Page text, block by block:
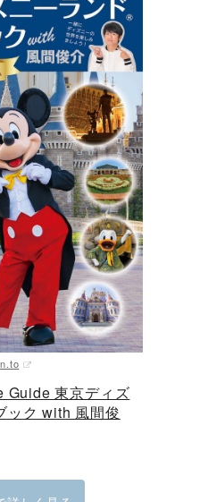
Guide 東京ディズ
ック with 風間俊